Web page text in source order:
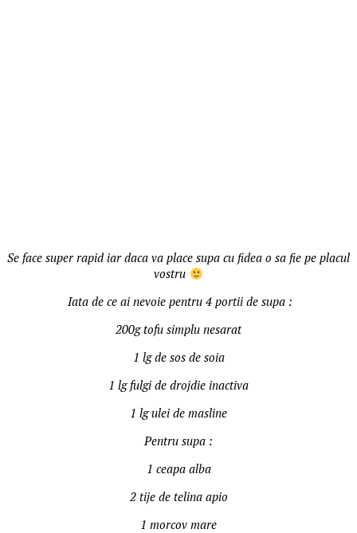
Se face super rapid iar daca va place supa cu fidea o sa fie pe placul
vostru
Iata de ce ai nevoie pentru 4 portii de supa :
200g tofu simplu nesarat
1 lg de sos de soia
1 lg fulgi de drojdie inactiva
1 lg ulei de masline
Pentru supa :
1 ceapa alba
2 tije de telina apio
1 morcov mare